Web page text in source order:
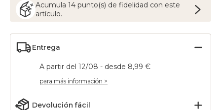
Acumula 14 punto(s) de fidelidad con este
artículo.
Entrega
A partir del 12/08 - desde 8,99 €
para más información >
Devolución fácil